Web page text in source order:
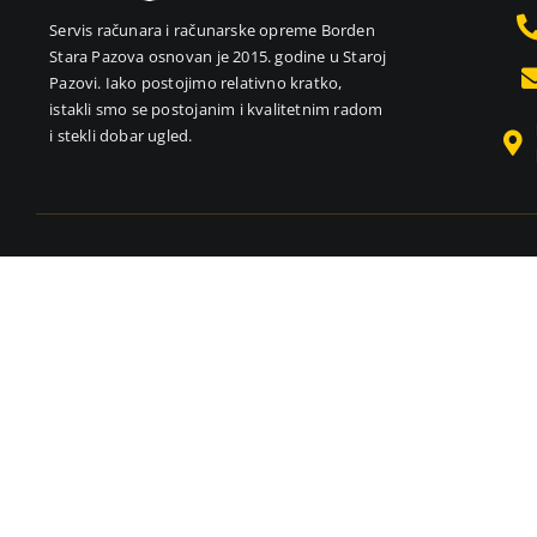
Servis računara i računarske opreme Borden
Stara Pazova osnovan je 2015. godine u Staroj
Pazovi. Iako postojimo relativno kratko,
istakli smo se postojanim i kvalitetnim radom
i stekli dobar ugled.